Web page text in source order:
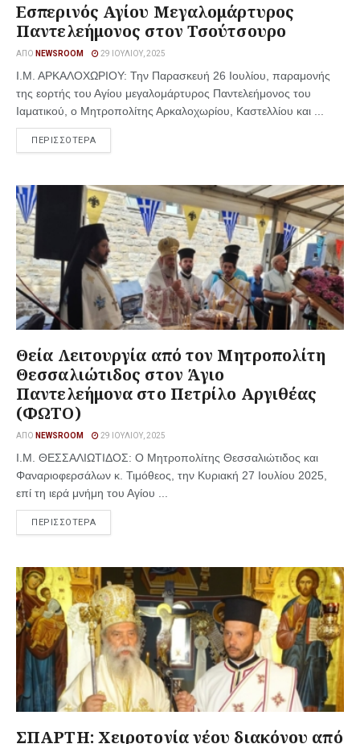
Εσπερινός Αγίου Μεγαλομάρτυρος
Παντελεήμονος στον Τσούτσουρο
ΑΠΌ NEWSROOM 29 ΙΟΥΛΊΟΥ, 2025
Ι.Μ. ΑΡΚΑΛΟΧΩΡΙΟΥ: Την Παρασκευή 26 Ιουλίου, παραμονής
της εορτής του Αγίου μεγαλομάρτυρος Παντελεήμονος του
Ιαματικού, ο Μητροπολίτης Αρκαλοχωρίου, Καστελλίου και ...
ΠΕΡΙΣΣΟΤΕΡΑ
Θεία Λειτουργία από τον Μητροπολίτη
Θεσσαλιώτιδος στον Άγιο
Παντελεήμονα στο Πετρίλο Αργιθέας
(ΦΩΤΟ)
ΑΠΌ NEWSROOM 29 ΙΟΥΛΊΟΥ, 2025
Ι.Μ. ΘΕΣΣΑΛΙΩΤΙΔΟΣ: Ο Μητροπολίτης Θεσσαλιώτιδος και
Φαναριοφερσάλων κ. Τιμόθεος, την Κυριακή 27 Ιουλίου 2025,
επί τη ιερά μνήμη του Αγίου ...
ΠΕΡΙΣΣΟΤΕΡΑ
ΣΠΑΡΤΗ: Χειροτονία νέου διακόνου από